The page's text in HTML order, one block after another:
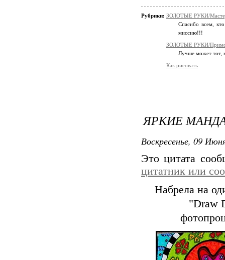
Рубрики: ЗОЛОТЫЕ РУКИ/
Спасибо всем,
миссию!!!
ЗОЛОТЫЕ РУКИ/
Лучше может тот,
Как рисовать
ЯРКИЕ
Воскресенье, 09
Это цитата
цитатник или
Набрела на
"Draw